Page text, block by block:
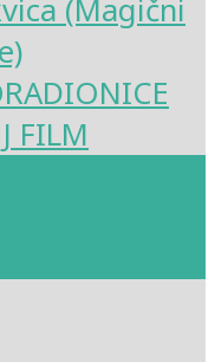
(Magični
FILM